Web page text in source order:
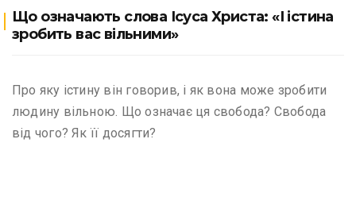
Що означають слова Ісуса Христа: «І істина
зробить вас вільними»
Про яку істину він говорив, і як вона може зробити
людину вільною. Що означає ця свобода? Свобода
від чого? Як її досягти?